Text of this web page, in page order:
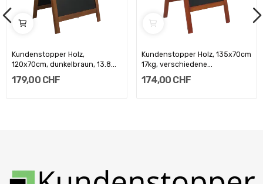
Kundenstopper Holz,
120x70cm, dunkelbraun, 13.8...
179,00 CHF
Kundenstopper Holz, 135x70cm
17kg, verschiedene...
174,00 CHF